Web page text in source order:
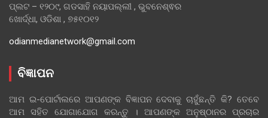
ପ୍ଲଟ – ୧୨୦୯, ଗଡସାହି ନୟାପଲ୍ଲୀ , ଭୁବନେଶ୍ଵର
ଖୋର୍ଦ୍ଧା, ଓଡିଶା , ୭୫୧୦୧୨
odianmedianetwork@gmail.com
ବିଜ୍ଞାପନ
ଆମ ଇ-ପୋର୍ଟାଲରେ ଆପଣଙ୍କ ବିଜ୍ଞାପନ ଦେବାକୁ ଚାହୁଁଛନ୍ତି କି? ତେବେ
ଆମ ସହିତ ଯୋଗାଯୋଗ କରନ୍ତୁ । ଆପଣଙ୍କ ଅନୁଷ୍ଠାନର ପ୍ରଚାର